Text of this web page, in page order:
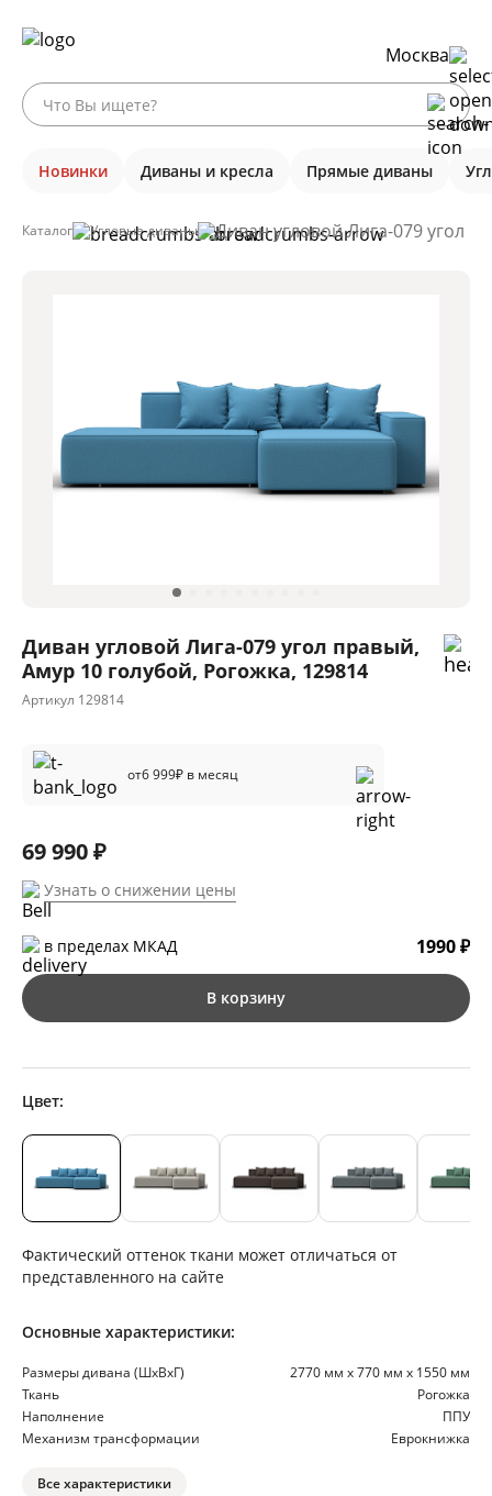
Москва
Новинки Диваны и кресла Прямые диваны
Каталог Угловые диваны Диван угловой Лига-079 угол
Диван угловой Лига-079 угол правый,
Амур 10 голубой, Рогожка, 129814
Артикул 129814
от6 999₽ в месяц
69 990 ₽
Узнать о снижении цены
в пределах МКАД 1990 ₽
В корзину
Цвет:
Фактический оттенок ткани может отличаться от
представленного на сайте
Основные характеристики:
Размеры дивана (ШхВхГ)
2770 мм х 770 мм х 1550 мм
Ткань
Рогожка
Наполнение
ППУ
Механизм трансформации
Еврокнижка
Все характеристики